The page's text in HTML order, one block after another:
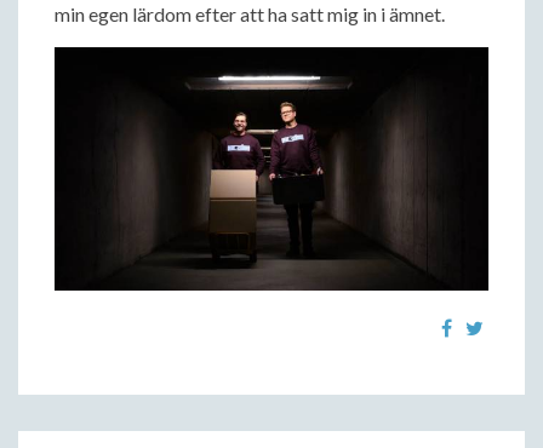
min egen lärdom efter att ha satt mig in i ämnet.